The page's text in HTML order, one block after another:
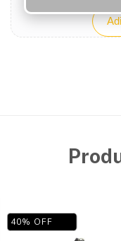
40% OFF